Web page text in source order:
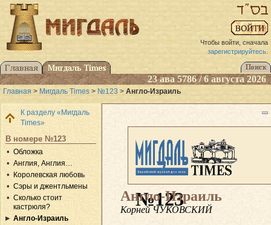
Чтобы войти, сначала
зарегистрируйтесь.
23 ава 5786 / 6 августа 2026
Главная > Мигдаль Times > №123 > Англо-Израиль
К разделу «Мигдаль
Times»
В номере №123
Обложка
Англия, Англия…
Королевская любовь
Сэры и джентльмены
Сколько стоит
кастрюля?
Англо-Израиль
№123
Англо-Израиль
Корней ЧУКОВСКИЙ